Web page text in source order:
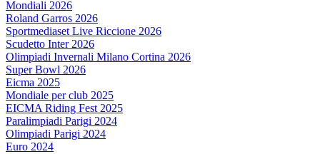
Mondiali 2026
Roland Garros 2026
Sportmediaset Live Riccione 2026
Scudetto Inter 2026
Olimpiadi Invernali Milano Cortina 2026
Super Bowl 2026
Eicma 2025
Mondiale per club 2025
EICMA Riding Fest 2025
Paralimpiadi Parigi 2024
Olimpiadi Parigi 2024
Euro 2024